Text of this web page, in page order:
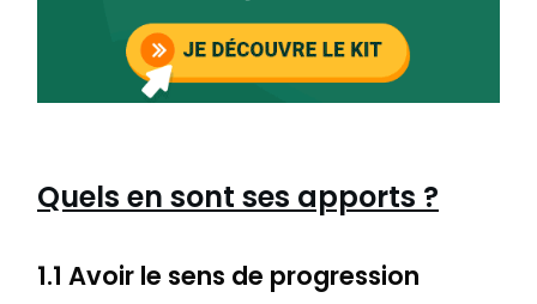
Quels en sont ses apports ?
1.1 Avoir le sens de progression